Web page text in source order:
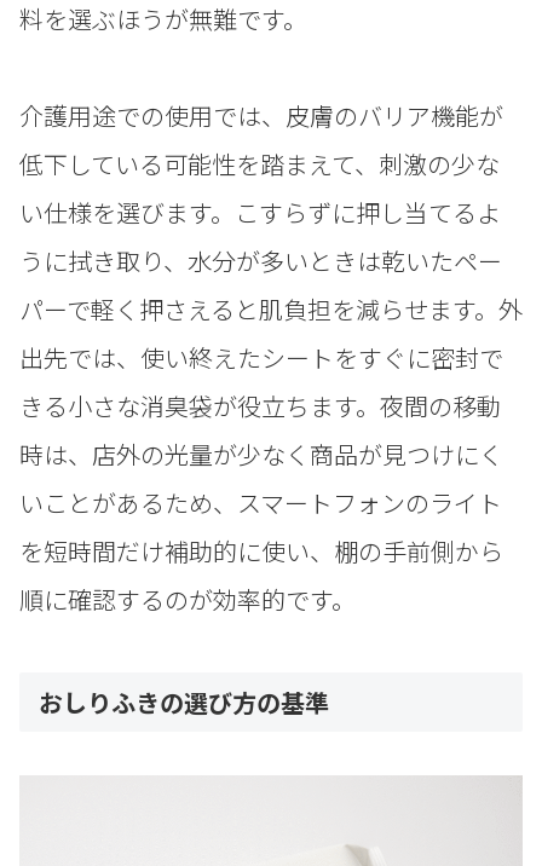
料を選ぶほうが無難です。
介護用途での使用では、皮膚のバリア機能が
低下している可能性を踏まえて、刺激の少な
い仕様を選びます。こすらずに押し当てるよ
うに拭き取り、水分が多いときは乾いたペー
パーで軽く押さえると肌負担を減らせます。外
出先では、使い終えたシートをすぐに密封で
きる小さな消臭袋が役立ちます。夜間の移動
時は、店外の光量が少なく商品が見つけにく
いことがあるため、スマートフォンのライト
を短時間だけ補助的に使い、棚の手前側から
順に確認するのが効率的です。
おしりふきの選び方の基準